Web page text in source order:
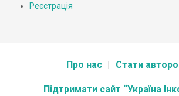
Реєстрація
Про нас Стати
Підтримати сайт “Україна